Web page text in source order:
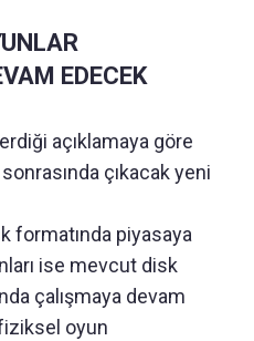
EDECEK
açıklamaya göre
çıkacak yeni
formatında piyasaya
ise mevcut disk
çalışmaya devam
oyun